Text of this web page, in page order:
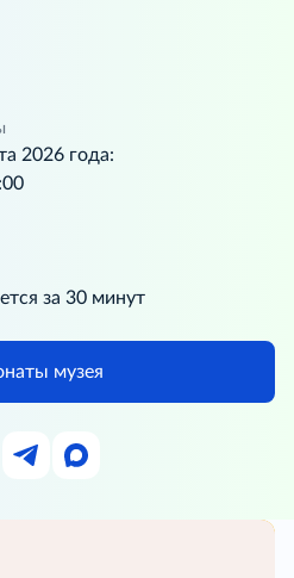
2026 года:
за 30 минут
музея